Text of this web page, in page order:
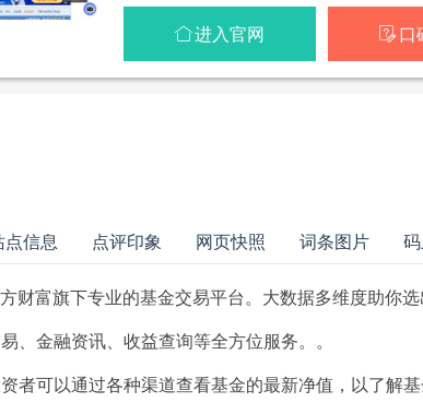
进入官网  口
点信息 点评印象 网页快照 词条图片
财富旗下专业的基金交易平台。大数据多维度助你
、金融资讯、收益查询等全方位服务。。
者可以通过各种渠道查看基金的最新净值，以了解